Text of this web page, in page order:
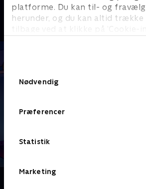
platforme. Du kan til- og
herunder, og du kan altid
tilbage ved at klikke på ’Cookie-
Nødvendig
Præferencer
Statistik
Marketing
Fra klaphat til klassefest
Børne-underholdning • 1 sæsoner